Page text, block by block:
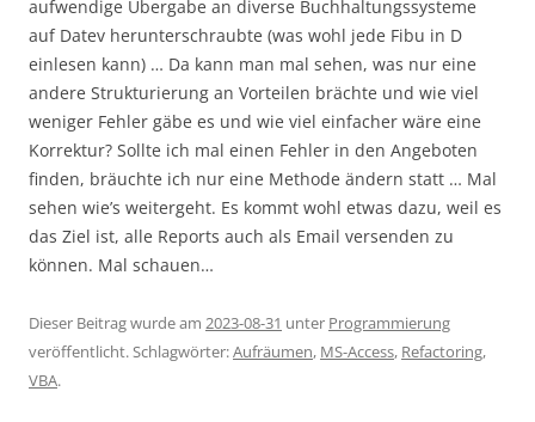
aufwendige Übergabe an diverse Buchhaltungssysteme
auf Datev herunterschraubte (was wohl jede Fibu in D
einlesen kann) … Da kann man mal sehen, was nur eine
andere Strukturierung an Vorteilen brächte und wie viel
weniger Fehler gäbe es und wie viel einfacher wäre eine
Korrektur? Sollte ich mal einen Fehler in den Angeboten
finden, bräuchte ich nur eine Methode ändern statt … Mal
sehen wie’s weitergeht. Es kommt wohl etwas dazu, weil es
das Ziel ist, alle Reports auch als Email versenden zu
können. Mal schauen…
Dieser Beitrag wurde am 2023-08-31 unter Programmierung
veröffentlicht. Schlagwörter:Aufräumen, MS-Access, Refactoring,
VBA.